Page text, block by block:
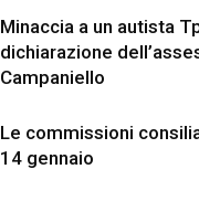
Minaccia a un autista
dichiarazione
Campaniello
Le commissioni
14 gennaio